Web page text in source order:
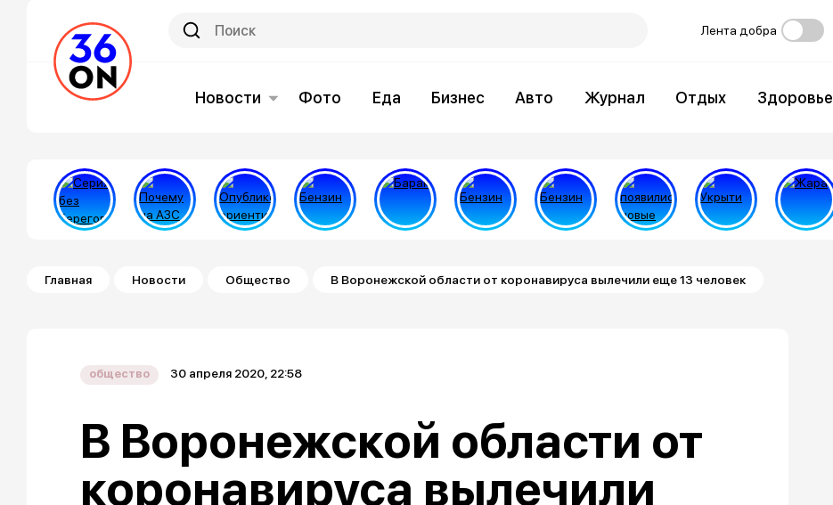
Лента добра
Новости Фото Еда Бизнес Авто Журнал Отдых Здоровье
Строка навигации
Главная Новости Общество В Воронежской области от коронавируса вылечили еще 13 человек
общество 30 апреля 2020, 22:58
В Воронежской области от
коронавируса вылечили